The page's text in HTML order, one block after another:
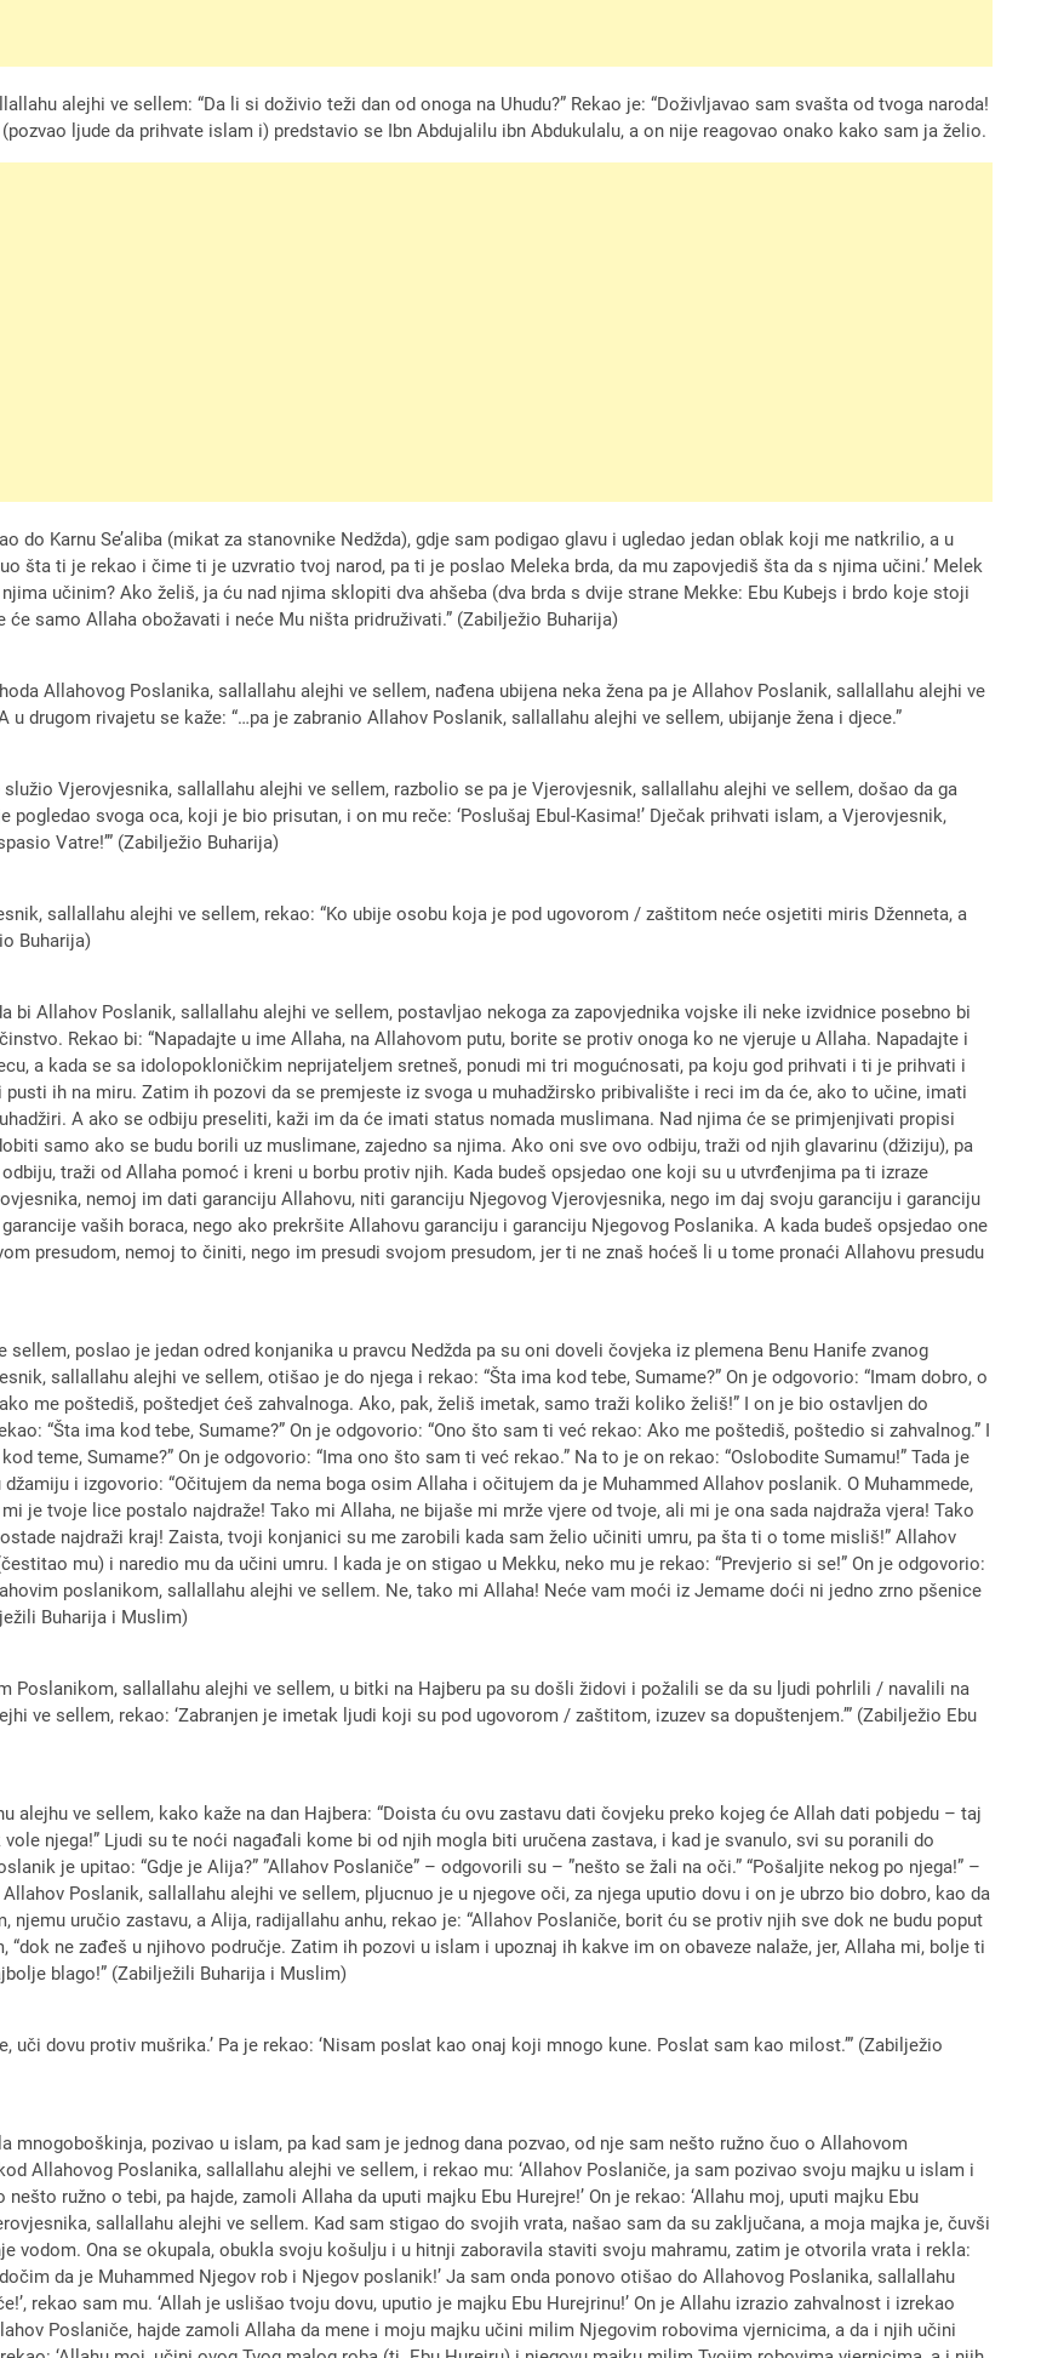
alejhi ve sellem: “Da li si doživio teži dan od onoga na Uhudu?” Rekao je: “Doživljavao sam svašta od tvoga naroda!
ljude da prihvate islam i) predstavio se Ibn Abdujalilu ibn Abdukulalu, a on nije reagovao onako kako sam ja želio.
do Karnu Se’aliba (mikat za stanovnike Nedžda), gdje sam podigao glavu i ugledao jedan oblak koji me natkrilio, a u
šta ti je rekao i čime ti je uzvratio tvoj narod, pa ti je poslao Meleka brda, da mu zapovjediš šta da s njima učini.’ Melek
učinim? Ako želiš, ja ću nad njima sklopiti dva ahšeba (dva brda s dvije strane Mekke: Ebu Kubejs i brdo koje stoji
samo Allaha obožavati i neće Mu ništa pridruživati.” (Zabilježio Buharija)
Allahovog Poslanika, sallallahu alejhi ve sellem, nađena ubijena neka žena pa je Allahov Poslanik, sallallahu alejhi ve
drugom rivajetu se kaže: “…pa je zabranio Allahov Poslanik, sallallahu alejhi ve sellem, ubijanje žena i djece.”
Vjerovjesnika, sallallahu alejhi ve sellem, razbolio se pa je Vjerovjesnik, sallallahu alejhi ve sellem, došao da ga
pogledao svoga oca, koji je bio prisutan, i on mu reče: ‘Poslušaj Ebul-Kasima!’ Dječak prihvati islam, a Vjerovjesnik,
Vatre!’” (Zabilježio Buharija)
sallallahu alejhi ve sellem, rekao: “Ko ubije osobu koja je pod ugovorom / zaštitom neće osjetiti miris Dženneta, a
Buharija)
bi Allahov Poslanik, sallallahu alejhi ve sellem, postavljao nekoga za zapovjednika vojske ili neke izvidnice posebno bi
Rekao bi: “Napadajte u ime Allaha, na Allahovom putu, borite se protiv onoga ko ne vjeruje u Allaha. Napadajte i
a kada se sa idolopokloničkim neprijateljem sretneš, ponudi mi tri mogućnosati, pa koju god prihvati i ti je prihvati i
ih na miru. Zatim ih pozovi da se premjeste iz svoga u muhadžirsko pribivalište i reci im da će, ako to učine, imati
A ako se odbiju preseliti, kaži im da će imati status nomada muslimana. Nad njima će se primjenjivati propisi
samo ako se budu borili uz muslimane, zajedno sa njima. Ako oni sve ovo odbiju, traži od njih glavarinu (džiziju), pa
traži od Allaha pomoć i kreni u borbu protiv njih. Kada budeš opsjedao one koji su u utvrđenjima pa ti izraze
nemoj im dati garanciju Allahovu, niti garanciju Njegovog Vjerovjesnika, nego im daj svoju garanciju i garanciju
vaših boraca, nego ako prekršite Allahovu garanciju i garanciju Njegovog Poslanika. A kada budeš opsjedao one
presudom, nemoj to činiti, nego im presudi svojom presudom, jer ti ne znaš hoćeš li u tome pronaći Allahovu presudu
poslao je jedan odred konjanika u pravcu Nedžda pa su oni doveli čovjeka iz plemena Benu Hanife zvanog
sallallahu alejhi ve sellem, otišao je do njega i rekao: “Šta ima kod tebe, Sumame?” On je odgovorio: “Imam dobro, o
me poštediš, poštedjet ćeš zahvalnoga. Ako, pak, želiš imetak, samo traži koliko želiš!” I on je bio ostavljen do
“Šta ima kod tebe, Sumame?” On je odgovorio: “Ono što sam ti već rekao: Ako me poštediš, poštedio si zahvalnog.” I
teme, Sumame?” On je odgovorio: “Ima ono što sam ti već rekao.” Na to je on rekao: “Oslobodite Sumamu!” Tada je
i izgovorio: “Očitujem da nema boga osim Allaha i očitujem da je Muhammed Allahov poslanik. O Muhammede,
je tvoje lice postalo najdraže! Tako mi Allaha, ne bijaše mi mrže vjere od tvoje, ali mi je ona sada najdraža vjera! Tako
najdraži kraj! Zaista, tvoji konjanici su me zarobili kada sam želio učiniti umru, pa šta ti o tome misliš!” Allahov
mu) i naredio mu da učini umru. I kada je on stigao u Mekku, neko mu je rekao: “Prevjerio si se!” On je odgovorio:
poslanikom, sallallahu alejhi ve sellem. Ne, tako mi Allaha! Neće vam moći iz Jemame doći ni jedno zrno pšenice
Buharija i Muslim)
Poslanikom, sallallahu alejhi ve sellem, u bitki na Hajberu pa su došli židovi i požalili se da su ljudi pohrlili / navalili na
ve sellem, rekao: ‘Zabranjen je imetak ljudi koji su pod ugovorom / zaštitom, izuzev sa dopuštenjem.’” (Zabilježio Ebu
alejhu ve sellem, kako kaže na dan Hajbera: “Doista ću ovu zastavu dati čovjeku preko kojeg će Allah dati pobjedu – taj
njega!” Ljudi su te noći nagađali kome bi od njih mogla biti uručena zastava, i kad je svanulo, svi su poranili do
je upitao: “Gdje je Alija?” ”Allahov Poslaniče” – odgovorili su – ”nešto se žali na oči.” “Pošaljite nekog po njega!” –
Poslanik, sallallahu alejhi ve sellem, pljucnuo je u njegove oči, za njega uputio dovu i on je ubrzo bio dobro, kao da
uručio zastavu, a Alija, radijallahu anhu, rekao je: “Allahov Poslaniče, borit ću se protiv njih sve dok ne budu poput
“dok ne zađeš u njihovo područje. Zatim ih pozovi u islam i upoznaj ih kakve im on obaveze nalaže, jer, Allaha mi, bolje ti
blago!” (Zabilježili Buharija i Muslim)
uči dovu protiv mušrika.’ Pa je rekao: ‘Nisam poslat kao onaj koji mnogo kune. Poslat sam kao milost.’” (Zabilježio
mnogoboškinja, pozivao u islam, pa kad sam je jednog dana pozvao, od nje sam nešto ružno čuo o Allahovom
Allahovog Poslanika, sallallahu alejhi ve sellem, i rekao mu: ‘Allahov Poslaniče, ja sam pozivao svoju majku u islam i
ružno o tebi, pa hajde, zamoli Allaha da uputi majku Ebu Hurejre!’ On je rekao: ‘Allahu moj, uputi majku Ebu
sallallahu alejhi ve sellem. Kad sam stigao do svojih vrata, našao sam da su zaključana, a moja majka je, čuvši
vodom. Ona se okupala, obukla svoju košulju i u hitnji zaboravila staviti svoju mahramu, zatim je otvorila vrata i rekla:
da je Muhammed Njegov rob i Njegov poslanik!’ Ja sam onda ponovo otišao do Allahovog Poslanika, sallallahu
rekao sam mu. ‘Allah je uslišao tvoju dovu, uputio je majku Ebu Hurejrinu!’ On je Allahu izrazio zahvalnost i izrekao
Poslaniče, hajde zamoli Allaha da mene i moju majku učini milim Njegovim robovima vjernicima, a da i njih učini